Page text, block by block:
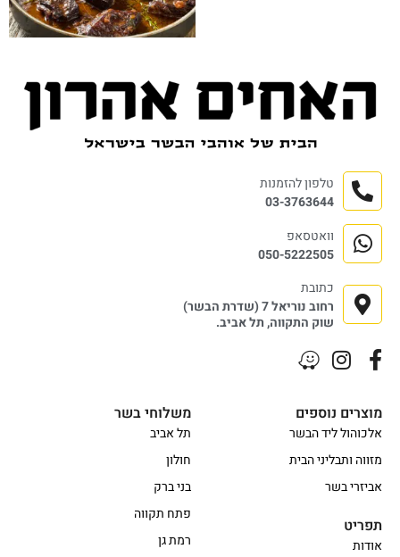
משלוחי בשר
תל אביב
חולון
בני ברק
פתח תקווה
רמת גן
מוצרים נוספים
אלכוהול ליד הבשר
מזווה ותבליני הבית
אביזרי בשר
תפריט
אודות
טלפון להזמנות
03-3763644
וואטסאפ
050-5222505
כתובת
רחוב נוריאל 7 (שדרת הבשר)
שוק התקווה, תל אביב.